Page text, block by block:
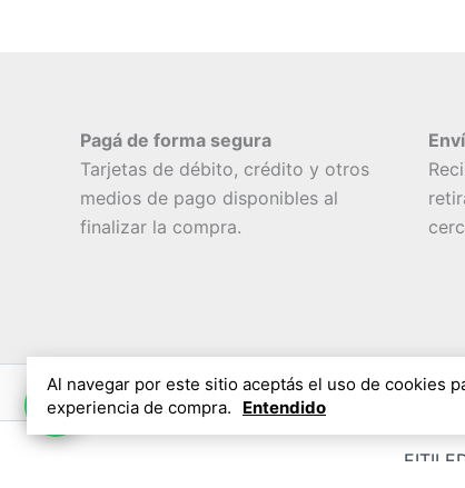
Pagá de forma segura
Tarjetas de débito, crédito y otros
medios de pago disponibles al
finalizar la compra.
Botón de arrepentimiento >
Al navegar por este sitio aceptás el uso de cookies
experiencia de compra.
Entendido